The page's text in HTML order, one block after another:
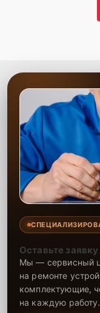
Оставьте
Мы — сервисный
на ремонте
комплектующие,
на каждую работу.